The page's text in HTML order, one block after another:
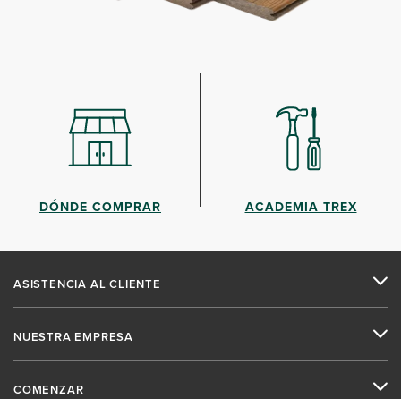
DÓNDE COMPRAR ACADEMIA TREX
ASISTENCIA AL CLIENTE
NUESTRA EMPRESA
COMENZAR